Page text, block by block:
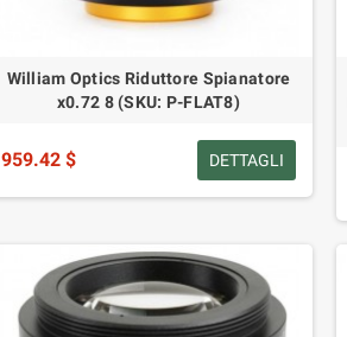
William Optics Riduttore Spianatore
x0.72 8 (SKU: P-FLAT8)
959.42 $ DETTAGLI